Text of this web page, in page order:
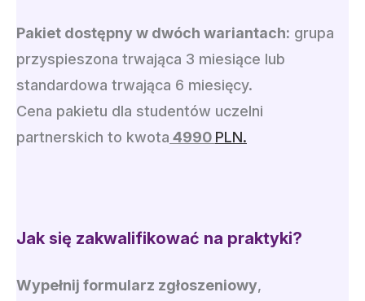
Pakiet dostępny w dwóch wariantach: grupa
przyspieszona trwająca 3 miesiące lub
standardowa trwająca 6 miesięcy.
Cena pakietu dla studentów uczelni
partnerskich to kwota 4990 PLN.
Jak się zakwalifikować na praktyki?
Wypełnij formularz zgłoszeniowy,